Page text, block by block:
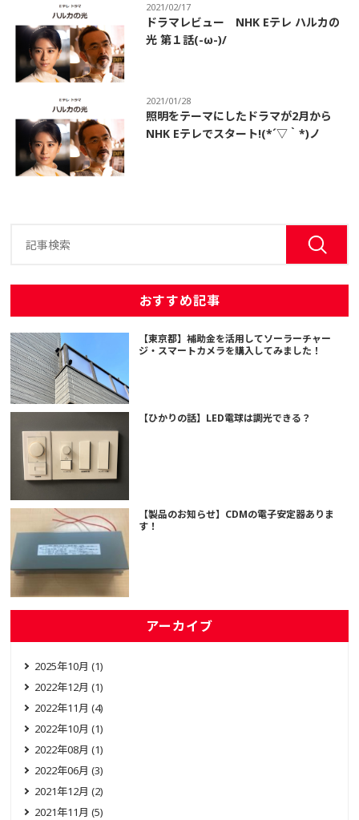
2021/02/17
ドラマレビュー NHK Eテレ ハルカの
光 第１話(-ω-)/
2021/01/28
照明をテーマにしたドラマが2月から
NHK Eテレでスタート!(*´▽｀*)ノ
おすすめ記事
【東京都】補助金を活用してソーラーチャー
ジ・スマートカメラを購入してみました！
【ひかりの話】LED電球は調光できる？
【製品のお知らせ】CDMの電子安定器ありま
す！
アーカイブ
2025年10月 (1)
2022年12月 (1)
2022年11月 (4)
2022年10月 (1)
2022年08月 (1)
2022年06月 (3)
2021年12月 (2)
2021年11月 (5)